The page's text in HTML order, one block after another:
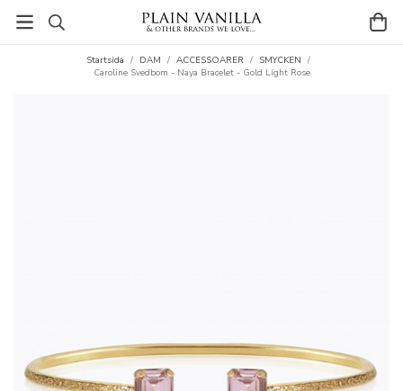
Startsida / DAM / ACCESSOARER / SMYCKEN /
Caroline Svedbom - Naya Bracelet - Gold Light Rose